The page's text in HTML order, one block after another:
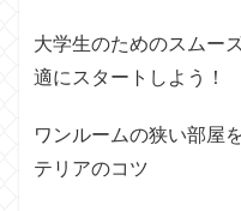
大学生のためのスムー
適にスタートしよう！
ワンルームの狭い部屋
テリアのコツ